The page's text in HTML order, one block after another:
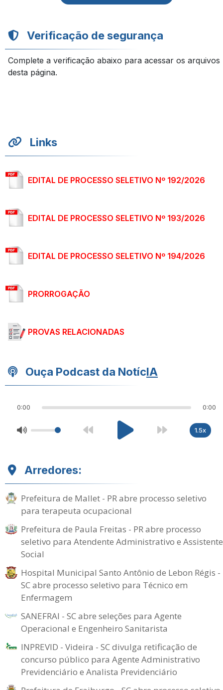
Verificação de segurança
Complete a verificação abaixo para acessar os arquivos
desta página.
Links
EDITAL DE PROCESSO SELETIVO Nº 192/2026
EDITAL DE PROCESSO SELETIVO Nº 193/2026
EDITAL DE PROCESSO SELETIVO Nº 194/2026
PRORROGAÇÃO
PROVAS RELACIONADAS
Ouça Podcast da NotícIA
0:00 0:00
1.5x
Arredores:
Prefeitura de Mallet - PR abre processo seletivo
para terapeuta ocupacional
Prefeitura de Paula Freitas - PR abre processo
seletivo para Atendente Administrativo e Assistente
Social
Hospital Municipal Santo Antônio de Lebon Régis -
SC abre processo seletivo para Técnico em
Enfermagem
SANEFRAI - SC abre seleções para Agente
Operacional e Engenheiro Sanitarista
INPREVID - Videira - SC divulga retificação de
concurso público para Agente Administrativo
Previdenciário e Analista Previdenciário